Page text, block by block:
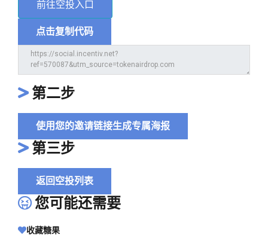
前往空投入口
点击复制代码
第二步
使用您的邀请链接生成专属海报
第三步
返回空投列表
您可能还需要
收藏糖果